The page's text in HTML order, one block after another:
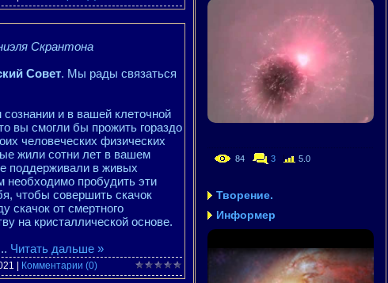
Скрантона
Совет. Мы рады связаться
и в вашей клеточной
вы смогли бы прожить гораздо
человеческих физических
жили сотни лет в вашем
поддерживали в живых
пробудить эти
чтобы совершить скачок
скачок от смертного
на кристаллической основе.
Читать дальше »
Комментарии (0)
84 3 5.0
Творение.
Информер